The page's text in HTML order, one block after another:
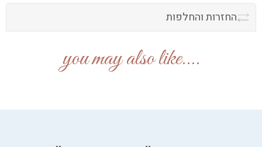
החזרות והחלפות
....you may also like